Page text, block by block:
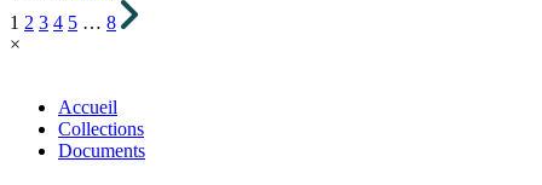
1 2 3 4 5 … 8
×
Accueil
Collections
Documents